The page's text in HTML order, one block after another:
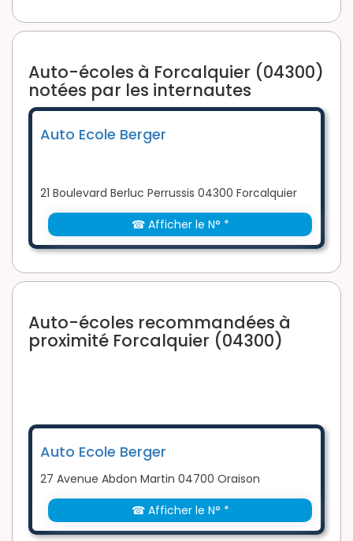
Auto-écoles à Forcalquier (04300)
notées par les internautes
Auto Ecole Berger
21 Boulevard Berluc Perrussis 04300 Forcalquier
☎ Afficher le N° *
Auto-écoles recommandées à
proximité Forcalquier (04300)
Auto Ecole Berger
27 Avenue Abdon Martin 04700 Oraison
☎ Afficher le N° *